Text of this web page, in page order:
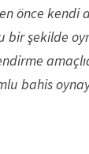
önce kendi
bir şekilde
bahis